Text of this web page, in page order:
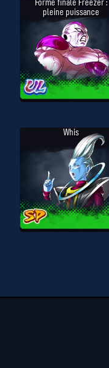
Forme finale Freezer :
pleine puissance
Whis